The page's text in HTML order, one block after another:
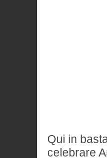
Qui in
celebrare